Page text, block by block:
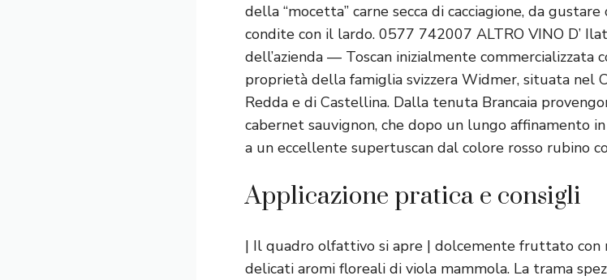
della “mocetta” carne secca di cacciagione, da
condite con il lardo. 0577 742007 ALTRO VINO D’
dell’azienda — Toscan inizialmente commercializzata
proprietà della famiglia svizzera Widmer, situata nel
Redda e di Castellina. Dalla tenuta Brancaia
cabernet sauvignon, che dopo un lungo affinamento
a un eccellente supertuscan dal colore rosso rubino
Applicazione pratica e consigli
| Il quadro olfattivo si apre | dolcemente fruttato con
delicati aromi floreali di viola mammola. La trama